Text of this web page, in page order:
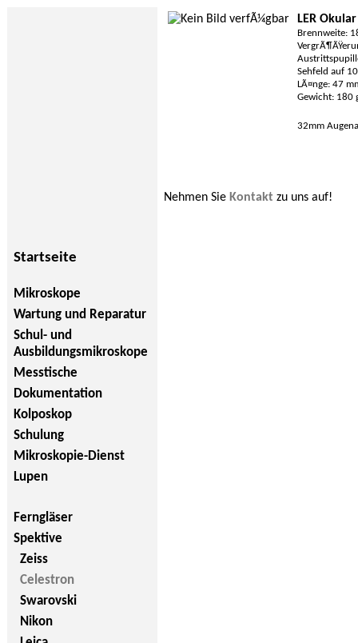
Startseite
Mikroskope
Wartung und Reparatur
Schul- und
Ausbildungsmikroskope
Messtische
Dokumentation
Kolposkop
Schulung
Mikroskopie-Dienst
Lupen
Ferngläser
Spektive
Zeiss
Celestron
Swarovski
Nikon
LER
Brennweite:
Sehfeld auf
LÃ¤nge: 47
Gewicht: 180
32mm
Nehmen Sie Kontakt zu uns auf!